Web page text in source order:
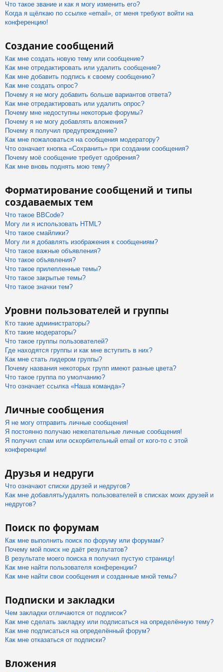
Что такое звание и как я могу изменить его?
Когда я щёлкаю по ссылке «email», от меня требуют войти на
конференцию!
Создание сообщений
Как мне создать новую тему или сообщение?
Как мне отредактировать или удалить сообщение?
Как мне добавить подпись к своему сообщению?
Как мне создать опрос?
Почему я не могу добавить больше вариантов ответа?
Как мне отредактировать или удалить опрос?
Почему мне недоступны некоторые форумы?
Почему я не могу добавлять вложения?
Почему я получил предупреждение?
Как мне пожаловаться на сообщения модератору?
Что означает кнопка «Сохранить» при создании сообщения?
Почему моё сообщение требует одобрения?
Как мне вновь поднять мою тему?
Форматирование сообщений и типы
создаваемых тем
Что такое BBCode?
Могу ли я использовать HTML?
Что такое смайлики?
Могу ли я добавлять изображения к сообщениям?
Что такое важные объявления?
Что такое объявления?
Что такое прилепленные темы?
Что такое закрытые темы?
Что такое значки тем?
Уровни пользователей и группы
Кто такие администраторы?
Кто такие модераторы?
Что такое группы пользователей?
Где находятся группы и как мне вступить в них?
Как мне стать лидером группы?
Почему названия некоторых групп имеют разные цвета?
Что такое группа по умолчанию?
Что означает ссылка «Наша команда»?
Личные сообщения
Я не могу отправить личные сообщения!
Я постоянно получаю нежелательные личные сообщения!
Я получил спам или оскорбительный email от кого-то с этой
конференции!
Друзья и недруги
Что означают списки друзей и недругов?
Как мне добавлять/удалять пользователей в списках моих друзей и
недругов?
Поиск по форумам
Как мне выполнить поиск по форуму или форумам?
Почему мой поиск не даёт результатов?
В результате моего поиска я получил пустую страницу!
Как мне найти пользователя конференции?
Как мне найти свои сообщения и созданные мной темы?
Подписки и закладки
Чем закладки отличаются от подписок?
Как мне сделать закладку или подписаться на определённую тему?
Как мне подписаться на определённый форум?
Как мне отказаться от подписки?
Вложения